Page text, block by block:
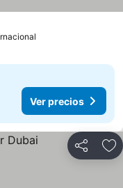
Ver precios
Compartir